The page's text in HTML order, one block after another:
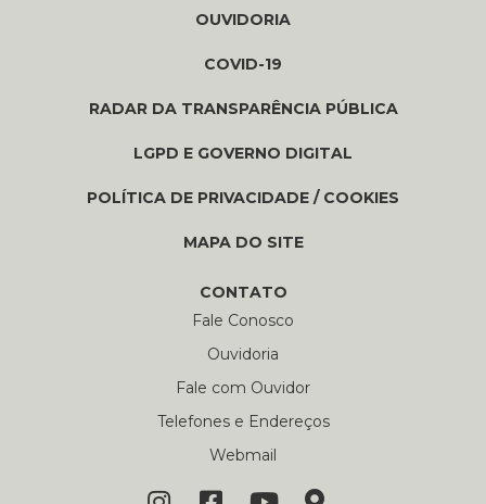
OUVIDORIA
COVID-19
RADAR DA TRANSPARÊNCIA PÚBLICA
LGPD E GOVERNO DIGITAL
POLÍTICA DE PRIVACIDADE / COOKIES
MAPA DO SITE
CONTATO
Fale Conosco
Ouvidoria
Fale com Ouvidor
Telefones e Endereços
Webmail